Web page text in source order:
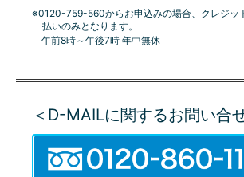
※0120-759-560からお申込みの場合、クレジッ
払いのみとなります。
午前8時～午後7時 年中無休
＜D-MAILに関するお問い合